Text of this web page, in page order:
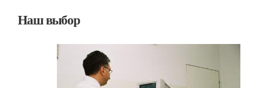
Наш выбор